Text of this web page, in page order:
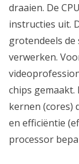
draaien. De
instructies uit.
grotendeels de
verwerken.
chips gemaakt.
kernen (cores)
en efficiëntie
processor